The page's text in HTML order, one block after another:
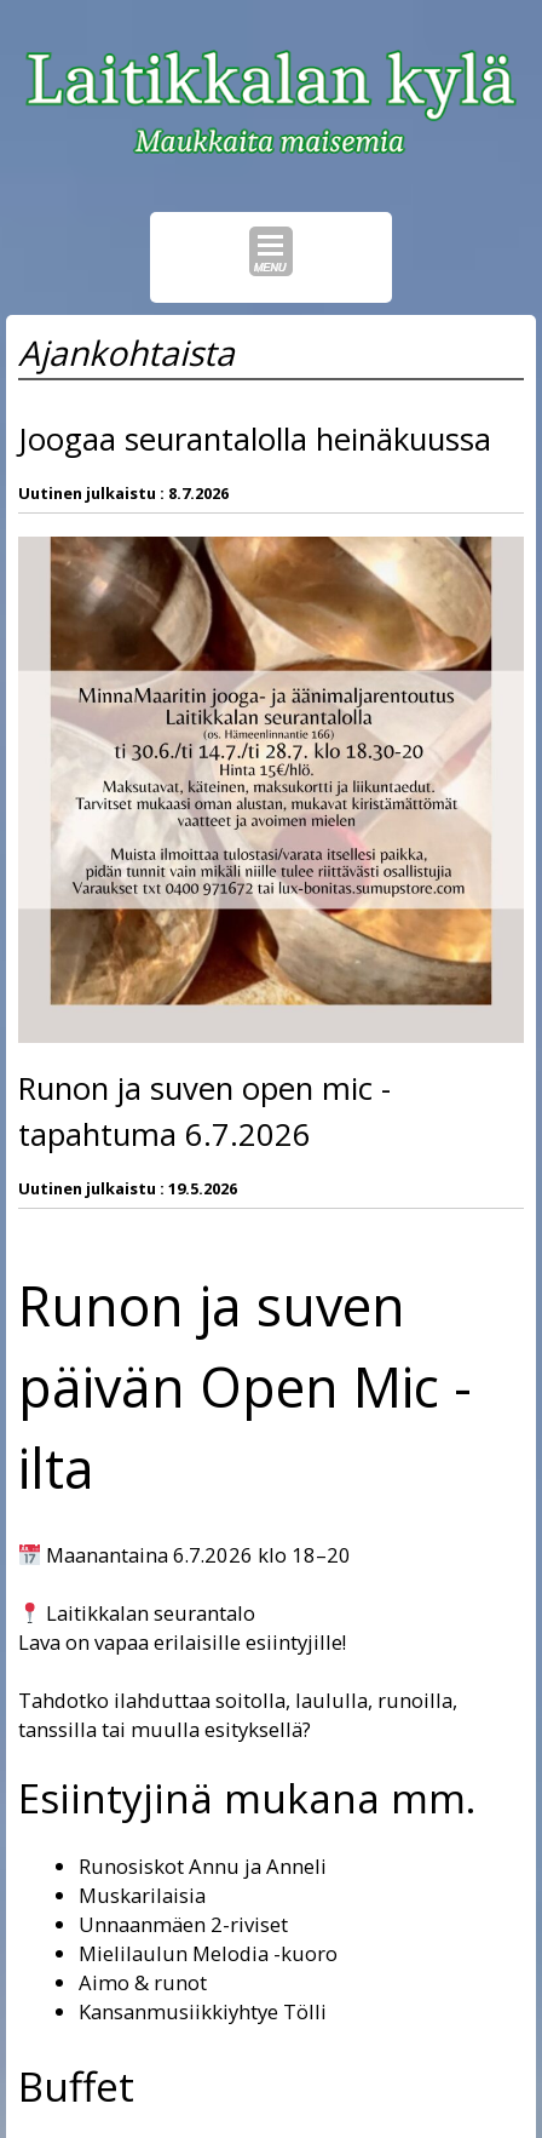
Skip
to
content
Ajankohtaista
Joogaa seurantalolla heinäkuussa
Uutinen julkaistu : 8.7.2026
Runon ja suven open mic -
tapahtuma 6.7.2026
Uutinen julkaistu : 19.5.2026
Runon ja suven
päivän Open Mic -
ilta
Maanantaina 6.7.2026 klo 18–20
Laitikkalan seurantalo
Lava on vapaa erilaisille esiintyjille!
Tahdotko ilahduttaa soitolla, laululla, runoilla,
tanssilla tai muulla esityksellä?
Esiintyjinä mukana mm.
Runosiskot Annu ja Anneli
Muskarilaisia
Unnaanmäen 2-riviset
Mielilaulun Melodia -kuoro
Aimo & runot
Kansanmusiikkiyhtye Tölli
Buffet